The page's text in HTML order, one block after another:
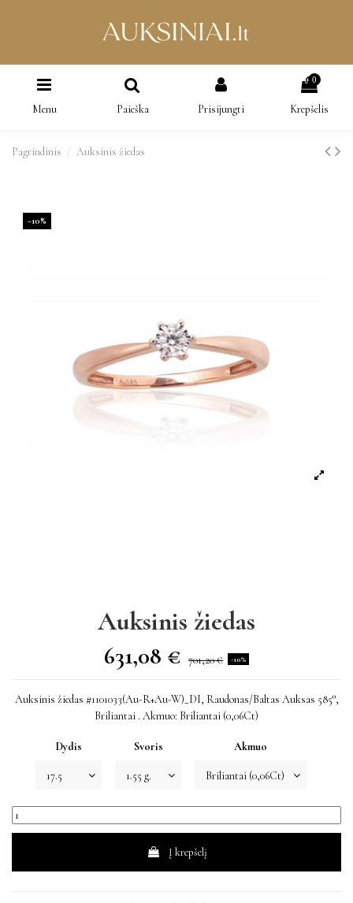
Menu Paieška Prisijungti
0
Krepšelis
Pagrindinis Auksinis žiedas
−10%
Auksinis žiedas
631,08 € 701,20 € -10%
Auksinis žiedas #1101033(Au-R+Au-W)_DI, Raudonas/Baltas Auksas 585°,
Briliantai . Akmuo: Briliantai (0,06Ct)
Dydis Svoris Akmuo
Į krepšelį